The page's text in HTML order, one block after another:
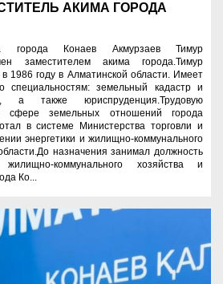
АКИМА ГОРОДА
города Конаев Акмурзаев Тимур
заместителем акима города.Тимур
1986 году в Алматинской области. Имеет
специальностям: земельный кадастр и
а также юриспруденция.Трудовую
сфере земельных отношений города
в системе Министерства торговли и
энергетики и жилищно-коммунального
назначения занимал должность
коммунального хозяйства и
Ко...